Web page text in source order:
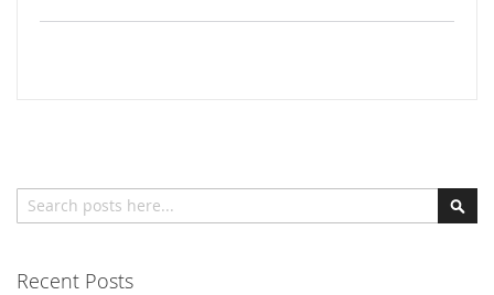
搜索
Recent Posts